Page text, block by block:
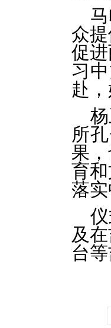
众
促
习
赴
所
果
育
落实
及
台